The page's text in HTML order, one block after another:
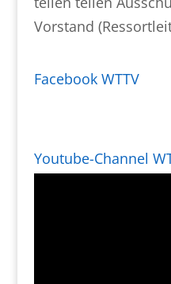
Vorstand
Facebook WTTV
Youtube-Channel